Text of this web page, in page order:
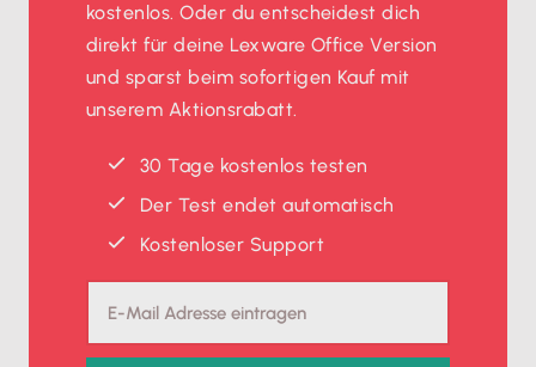
kostenlos. Oder du entscheidest dich
direkt für deine Lexware Office Version
und sparst beim sofortigen Kauf mit
unserem Aktionsrabatt.
30 Tage kostenlos testen
Der Test endet automatisch
Kostenloser Support